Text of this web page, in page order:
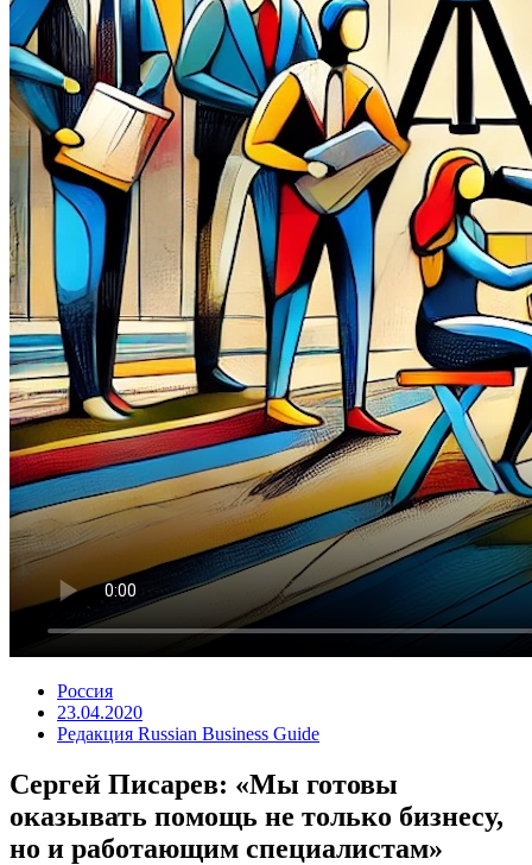
Россия
23.04.2020
Редакция Russian Business Guide
Сергей Писарев: «Мы готовы
оказывать помощь не только бизнесу,
но и работающим специалистам»